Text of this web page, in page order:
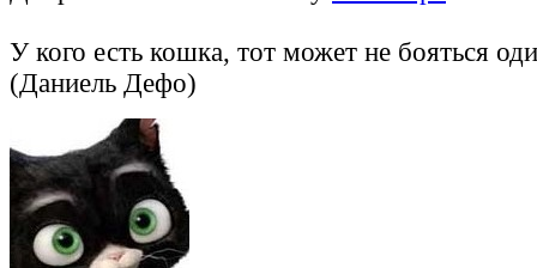
У кого есть кошка, тот может не бояться
(Даниель Дефо)